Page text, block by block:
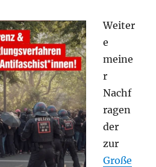
Weiter
e
meine
r
Nachf
ragen
der
zur
Große